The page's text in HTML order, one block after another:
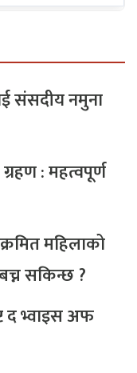
संसदीय नमुना
ग्रहण : महत्वपूर्ण
महिलाको
सकिन्छ ?
द भ्वाइस अफ